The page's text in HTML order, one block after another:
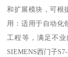
和扩展模块，可根
用：适用于自动化
工程等，满足不业
SIEMENS西门子